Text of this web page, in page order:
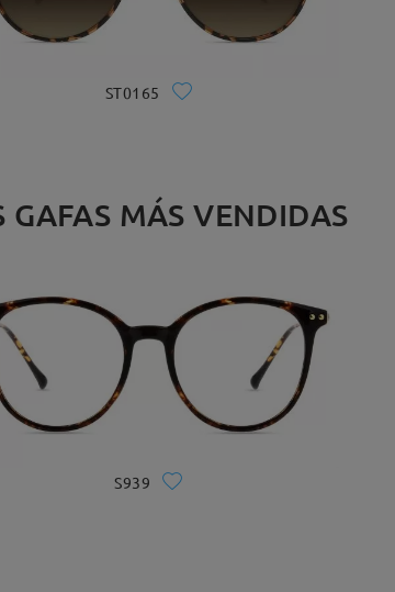
ST0165
GAFAS MÁS VENDIDAS
S939